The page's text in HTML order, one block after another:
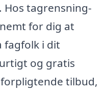
Hos tagrensning-
for dig at
fagfolk i dit
og gratis
tilbud,